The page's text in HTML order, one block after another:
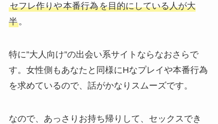
セフレ作りや本番行為を目的にしている人が大
半。
特に”大人向け”の出会い系サイトならなおさらで
す。女性側もあなたと同様にHなプレイや本番行為
を求めているので、話がかなりスムーズです。
なので、あっさりお持ち帰りして、セックスでき